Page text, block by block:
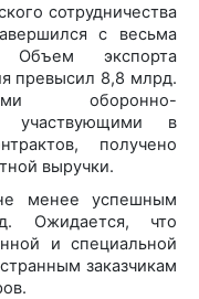
сотрудничества
с весьма
Объем экспорта
превысил 8,8 млрд.
оборонно-
участвующими в
получено
выручки.
менее успешным
Ожидается, что
и специальной
заказчикам